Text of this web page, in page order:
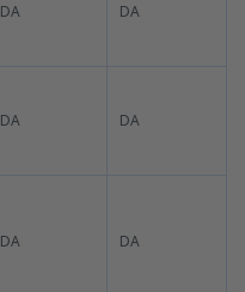
DA DA
DA DA
DA DA